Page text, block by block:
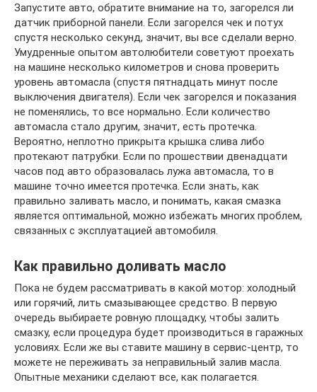
Запустите авто, обратите внимание на то, загорелся ли
датчик приборной панели. Если загорелся чек и потух
спустя несколько секунд, значит, вы все сделали верно.
Умудренные опытом автолюбители советуют проехать
на машине несколько километров и снова проверить
уровень автомасла (спустя пятнадцать минут после
выключения двигателя). Если чек загорелся и показания
не поменялись, то все нормально. Если количество
автомасла стало другим, значит, есть протечка.
Вероятно, неплотно прикрыта крышка слива либо
протекают патрубки. Если по прошествии двенадцати
часов под авто образовалась лужа автомасла, то в
машине точно имеется протечка. Если знать, как
правильно заливать масло, и понимать, какая смазка
является оптимальной, можно избежать многих проблем,
связанных с эксплуатацией автомобиля.
Как правильно доливать масло
Пока не будем рассматривать в какой мотор: холодный
или горячий, лить смазывающее средство. В первую
очередь выбираете ровную площадку, чтобы залить
смазку, если процедура будет производиться в гаражных
условиях. Если же вы ставите машину в сервис-центр, то
можете не переживать за неправильный залив масла.
Опытные механики сделают все, как полагается.